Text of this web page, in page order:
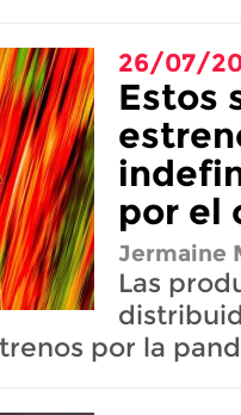
26/07/
Estos
por el
Jermaine
Las
por la